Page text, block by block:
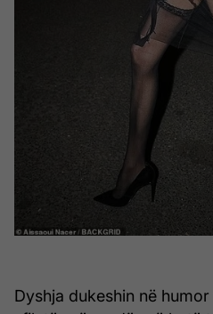
Dyshja dukeshin në